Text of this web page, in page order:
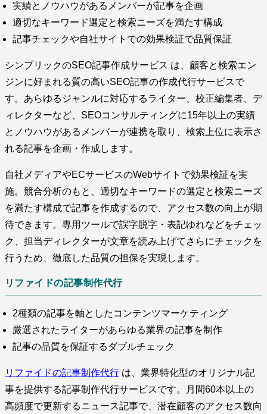
実績とノウハウがあるメンバーが記事を企画
適切なキーワード選定と検索ニーズを満たす構成
記事チェックや自社サイトでの効果検証で品質保証
シンプリックのSEO記事作成サービス は、顧客と検索エン
ジンに好まれる質の高いSEO記事の作成代行サービスで
す。あらゆるジャンルに対応するライター、校正編集者、デ
ィレクターなど、SEOコンサルティングに15年以上の実績
とノウハウがあるメンバーが連携を取り、検索上位に表示さ
れる記事を企画・作成します。
自社メディアやECサービスのWebサイトで効果検証を実
施。競合分析のもと、適切なキーワードの選定と検索ニーズ
を満たす構成で記事を作成するので、アクセス数の向上が期
待できます。専用ツールで誤字脱字・表記ゆれなどをチェッ
ク、担当ディレクターが文章を読み上げてさらにチェックを
行うため、徹底した品質の担保を実現します。
リファイドの記事制作代行
2種類の記事を軸としたコンテンツマーケティング
厳選されたライターがあらゆる業界の記事を制作
記事の品質を保証するダブルチェック
リファイドの記事制作代行 は、業界特化型のオリジナル記
事を提供する記事制作代行サービスです。月間60本以上の
高頻度で更新するニュース記事で、潜在顧客のアクセス数向